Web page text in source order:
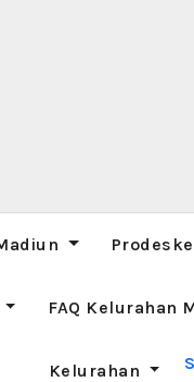
FAQ Kelurahan
Kelurahan